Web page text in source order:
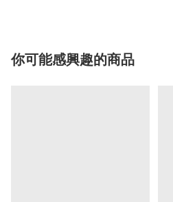
你可能感興趣的商品